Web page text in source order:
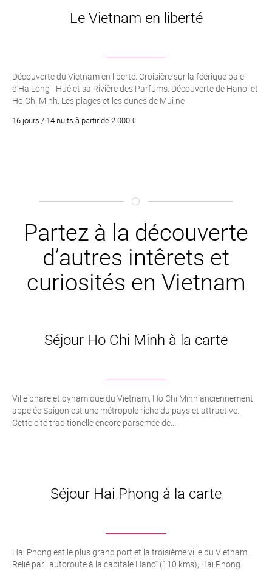
Le Vietnam en liberté
Découverte du Vietnam en liberté. Croisière sur la féérique baie
d’Ha Long - Hué et sa Rivière des Parfums. Découverte de Hanoï et
Ho Chi Minh. Les plages et les dunes de Mui ne
16 jours / 14 nuits à partir de 2 000 €
Partez à la découverte
d’autres intêrets et
curiosités en Vietnam
Séjour Ho Chi Minh à la carte
Ville phare et dynamique du Vietnam, Ho Chi Minh anciennement
appelée Saigon est une métropole riche du pays et attractive.
Cette cité traditionelle encore parsemée de...
Séjour Hai Phong à la carte
Hai Phong est le plus grand port et la troisième ville du Vietnam.
Relié par l’autoroute à la capitale Hanoï (110 kms), Hai Phong